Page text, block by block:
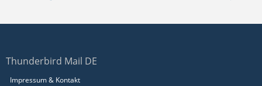
Thunderbird Mail DE
Impressum & Kontakt